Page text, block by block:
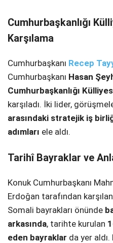
SPOR
SERVISLER
Cumhurbaşkanlığı
Karşılama
Cumhurbaşkanı Recep
Cumhurbaşkanı Hasan
Cumhurbaşkanlığı
karşıladı. İki lider,
arasındaki stratejik iş
adımları ele aldı.
Tarihî Bayraklar ve
Konuk Cumhurbaşkanı
Erdoğan tarafından
Somali bayrakları önünde
arkasında, tarihte kurulan
eden bayraklar da yer